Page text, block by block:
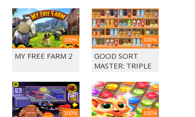
100%
MY FREE FARM 2
100%
GOOD SORT
MASTER: TRIPLE
100% 100%